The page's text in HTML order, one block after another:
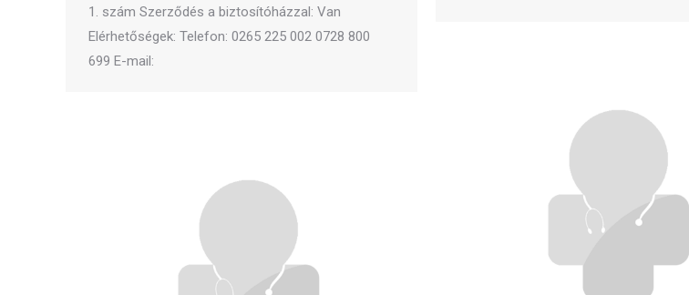
1. szám Szerződés a biztosítóházzal: Van
Elérhetőségek: Telefon: 0265 225 002 0728 800
699 E-mail: